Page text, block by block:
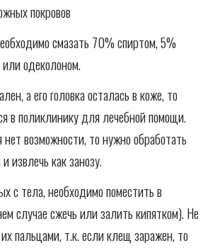
покровов
смазать 70% спиртом, 5%
одеколоном.
а его головка осталась в коже, то
в поликлинику для лечебной помощи.
нет возможности, то нужно обработать
извлечь как занозу.
с тела, необходимо поместить в
случае сжечь или залить кипятком). Не
пальцами, т.к. если клещ заражен, то